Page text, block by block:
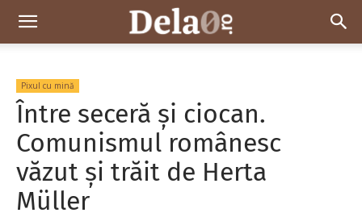
Dela0
Pixul cu mină
Între seceră și ciocan.
Comunismul românesc
văzut și trăit de Herta
Müller